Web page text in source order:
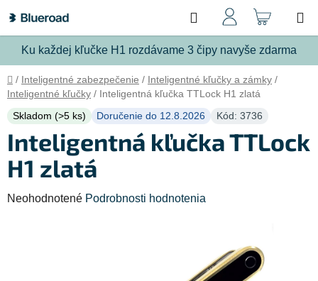
na
obsah
Ku každej kľučke H1 rozdávame 3 čipy navyše zdarma
Hľadať
Domov
/ Inteligentné zabezpečenie / Inteligentné kľučky a zámky /
Inteligentné kľučky / Inteligentná kľučka TTLock H1 zlatá
Skladom (>5 ks) Doručenie do 12.8.2026 Kód: 3736
Inteligentná kľučka TTLock
H1 zlatá
Priemerné
Neohodnotené Podrobnosti hodnotenia